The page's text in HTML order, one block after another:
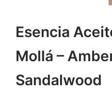
Esencia
Mollá –
Sandalwood